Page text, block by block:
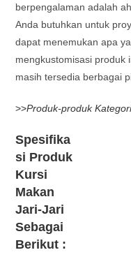
berpengalaman adalah
Anda butuhkan untuk
dapat menemukan apa
mengkustomisasi produk
masih tersedia berbagai
>>Produk-produk
Spesifika
si Produk
Kursi
Makan
Jari-Jari
Sebagai
Berikut :